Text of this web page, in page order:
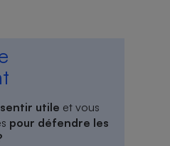
utile et vous
pour défendre les